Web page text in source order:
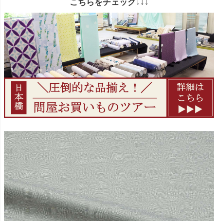
こちらをチェック↓↓↓